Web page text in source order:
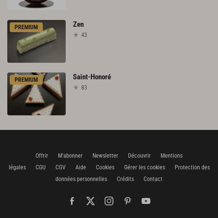
PREMIUM Zen
43
PREMIUM Saint-Honoré
83
Offrir M'abonner Newsletter Découvrir
Mentions
légales
CGU CGV Aide Cookies Gérer les cookies
Protection des
données personnelles
Crédits Contact